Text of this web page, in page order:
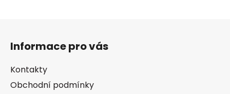
Informace pro vás
Kontakty
Obchodní podmínky